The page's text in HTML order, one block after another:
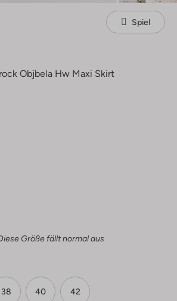
Spiel
Objbela Hw Maxi Skirt
Größe fällt normal aus
38 40 42